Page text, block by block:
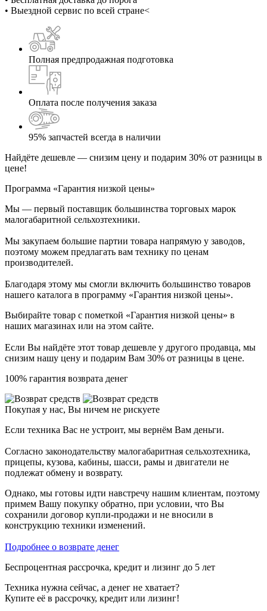
• Выездной сервис по всей стране<
Полная предпродажная подготовка
Оплата после получения заказа
95% запчастей всегда в наличии
Найдёте дешевле — снизим цену и подарим 30% от разницы в
цене!
Программа «Гарантия низкой цены»
Мы — первый поставщик большинства торговых марок
малогабаритной сельхозтехники.
Мы закупаем большие партии товара напрямую у заводов,
поэтому можем предлагать вам технику по ценам
производителей.
Благодаря этому мы смогли включить большинство товаров
нашего каталога в программу «Гарантия низкой цены».
Выбирайте товар с пометкой «Гарантия низкой цены» в
наших магазинах или на этом сайте.
Если Вы найдёте этот товар дешевле у другого продавца, мы
снизим нашу цену и подарим Вам 30% от разницы в цене.
100% гарантия возврата денег
Покупая у нас, Вы ничем не рискуете
Если техника Вас не устроит, мы вернём Вам деньги.
Согласно законодательству малогабаритная сельхозтехника,
прицепы, кузова, кабины, шасси, рамы и двигатели не
подлежат обмену и возврату.
Однако, мы готовы идти навстречу нашим клиентам, поэтому
примем Вашу покупку обратно, при условии, что Вы
сохранили договор купли-продажи и не вносили в
конструкцию техники изменений.
Подробнее о возврате денег
Беспроцентная рассрочка, кредит и лизинг до 5 лет
Техника нужна сейчас, а денег не хватает?
Купите её в рассрочку, кредит или лизинг!